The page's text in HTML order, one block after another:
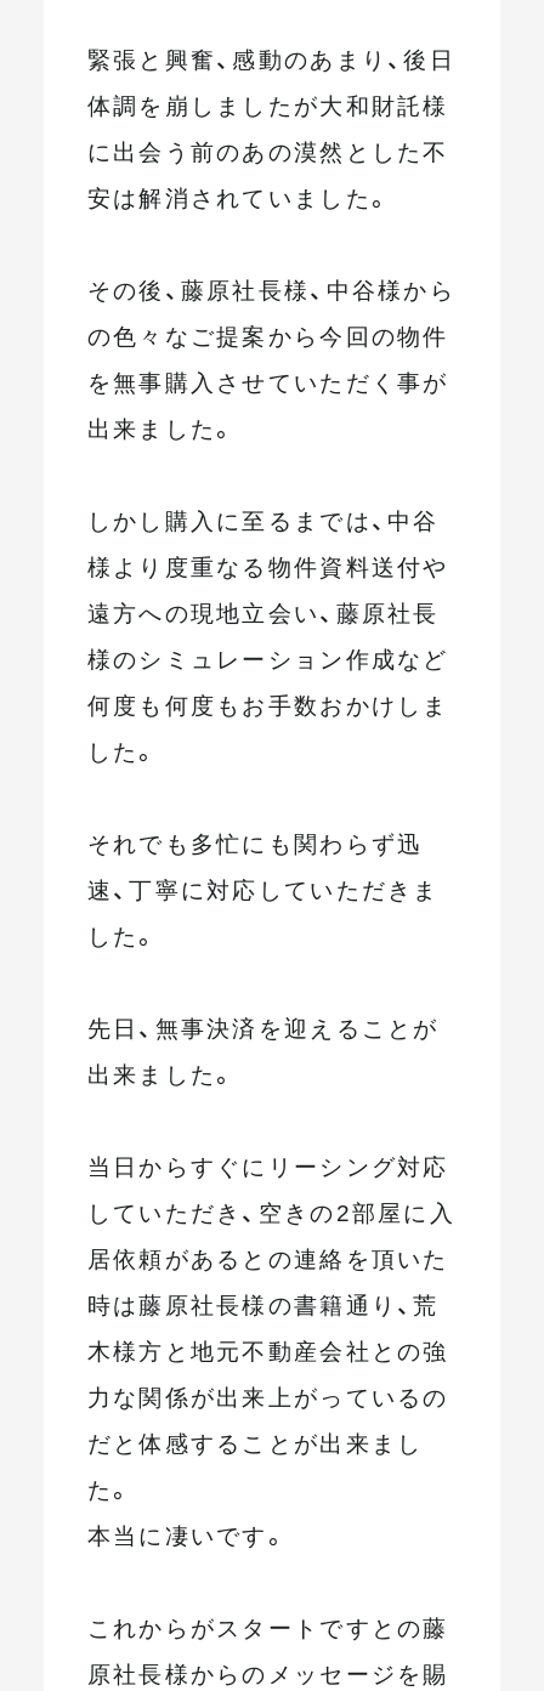
緊張と興奮、感動のあまり、後日
体調を崩しましたが大和財託様
に出会う前のあの漠然とした不
安は解消されていました。
その後、藤原社長様、中谷様から
の色々なご提案から今回の物件
を無事購入させていただく事が
出来ました。
しかし購入に至るまでは、中谷
様より度重なる物件資料送付や
遠方への現地立会い、藤原社長
様のシミュレーション作成など
何度も何度もお手数おかけしま
した。
それでも多忙にも関わらず迅
速、丁寧に対応していただきま
した。
先日、無事決済を迎えることが
出来ました。
当日からすぐにリーシング対応
していただき、空きの2部屋に入
居依頼があるとの連絡を頂いた
時は藤原社長様の書籍通り、荒
木様方と地元不動産会社との強
力な関係が出来上がっているの
だと体感することが出来まし
た。
本当に凄いです。
これからがスタートですとの藤
原社長様からのメッセージを賜